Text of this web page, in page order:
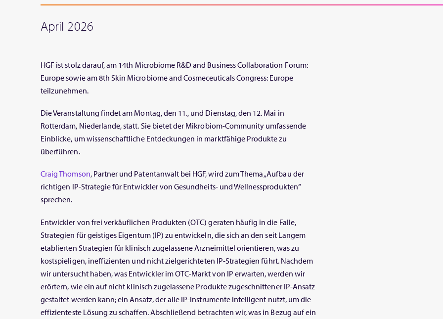
April 2026
HGF ist stolz darauf, am 14th Microbiome R&D and Business Collaboration Forum:
Europe sowie am 8th Skin Microbiome and Cosmeceuticals Congress: Europe
teilzunehmen.
Die Veranstaltung findet am Montag, den 11., und Dienstag, den 12. Mai in
Rotterdam, Niederlande, statt. Sie bietet der Mikrobiom-Community umfassende
Einblicke, um wissenschaftliche Entdeckungen in marktfähige Produkte zu
überführen.
Craig Thomson, Partner und Patentanwalt bei HGF, wird zum Thema „Aufbau der
richtigen IP-Strategie für Entwickler von Gesundheits- und Wellnessprodukten“
sprechen.
Entwickler von frei verkäuflichen Produkten (OTC) geraten häufig in die Falle,
Strategien für geistiges Eigentum (IP) zu entwickeln, die sich an den seit Langem
etablierten Strategien für klinisch zugelassene Arzneimittel orientieren, was zu
kostspieligen, ineffizienten und nicht zielgerichteten IP-Strategien führt. Nachdem
wir untersucht haben, was Entwickler im OTC-Markt von IP erwarten, werden wir
erörtern, wie ein auf nicht klinisch zugelassene Produkte zugeschnittener IP-Ansatz
gestaltet werden kann; ein Ansatz, der alle IP-Instrumente intelligent nutzt, um die
effizienteste Lösung zu schaffen. Abschließend betrachten wir, was in Bezug auf ein